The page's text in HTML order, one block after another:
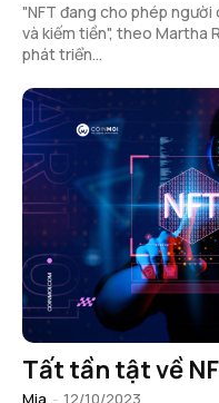
"NFT đang cho phép
và kiếm tiền", theo Martha
phát triển...
Tất tần tật về
Mia - 12/10/2023